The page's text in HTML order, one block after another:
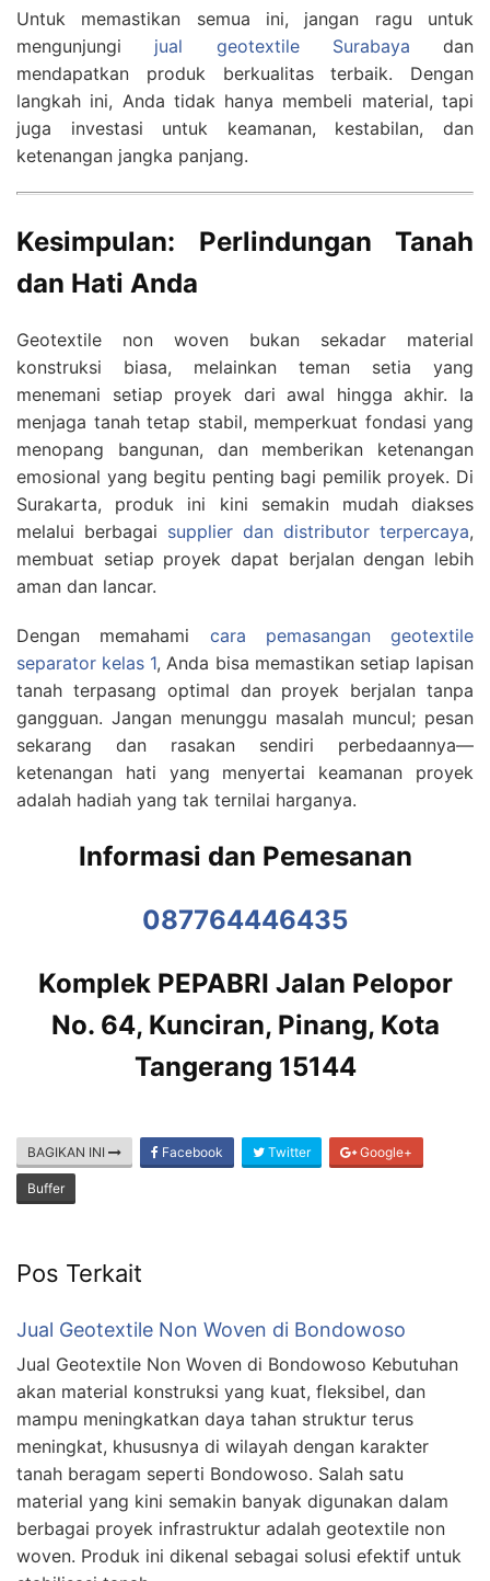
Untuk memastikan semua ini, jangan ragu untuk
mengunjungi jual geotextile Surabaya dan
mendapatkan produk berkualitas terbaik. Dengan
langkah ini, Anda tidak hanya membeli material, tapi
juga investasi untuk keamanan, kestabilan, dan
ketenangan jangka panjang.
Kesimpulan: Perlindungan Tanah
dan Hati Anda
Geotextile non woven bukan sekadar material
konstruksi biasa, melainkan teman setia yang
menemani setiap proyek dari awal hingga akhir. Ia
menjaga tanah tetap stabil, memperkuat fondasi yang
menopang bangunan, dan memberikan ketenangan
emosional yang begitu penting bagi pemilik proyek. Di
Surakarta, produk ini kini semakin mudah diakses
melalui berbagai supplier dan distributor terpercaya,
membuat setiap proyek dapat berjalan dengan lebih
aman dan lancar.
Dengan memahami cara pemasangan geotextile
separator kelas 1, Anda bisa memastikan setiap lapisan
tanah terpasang optimal dan proyek berjalan tanpa
gangguan. Jangan menunggu masalah muncul; pesan
sekarang dan rasakan sendiri perbedaannya—
ketenangan hati yang menyertai keamanan proyek
adalah hadiah yang tak ternilai harganya.
Informasi dan Pemesanan
087764446435
Komplek PEPABRI Jalan Pelopor
No. 64, Kunciran, Pinang, Kota
Tangerang 15144
BAGIKAN INI Facebook Twitter Google+
Buffer
Pos Terkait
Jual Geotextile Non Woven di Bondowoso
Jual Geotextile Non Woven di Bondowoso Kebutuhan
akan material konstruksi yang kuat, fleksibel, dan
mampu meningkatkan daya tahan struktur terus
meningkat, khususnya di wilayah dengan karakter
tanah beragam seperti Bondowoso. Salah satu
material yang kini semakin banyak digunakan dalam
berbagai proyek infrastruktur adalah geotextile non
woven. Produk ini dikenal sebagai solusi efektif untuk